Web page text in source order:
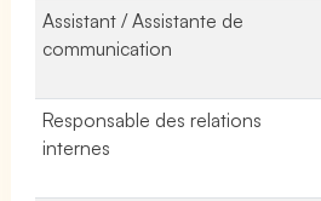
Assistant / Assistante de
communication
Responsable des relations
internes